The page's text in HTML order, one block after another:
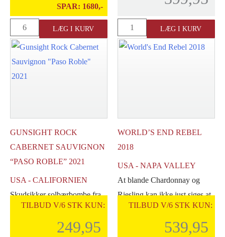
SPAR: 1680,-
World's
End
LÆG I KURV
Maker's
Mark
LÆG I KURV
GUNSIGHT ROCK
CABERNET SAUVIGNON
“PASO ROBLE” 2021
USA - CALIFORNIEN
Skudsikker solbærbombe fra
Californien - ikke til at skyde
igennem! Gunsight Rock er
TILBUD V/6 STK KUN:
249,95
WORLD’S END REBEL
2018
USA - NAPA VALLEY
At blande Chardonnay og
Riesling kan ikke just siges at
være et traditionelt blend.
TILBUD V/6 STK KUN:
539,95